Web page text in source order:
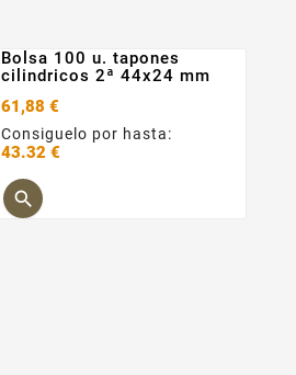
Bolsa 100 u. tapones
cilindricos 2ª 44x24 mm
61,88 €
Consiguelo por hasta:
43.32 €
